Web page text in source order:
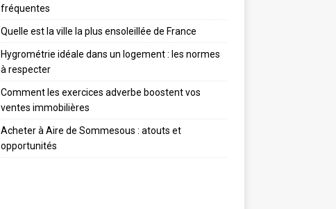
fréquentes
Quelle est la ville la plus ensoleillée de France
Hygrométrie idéale dans un logement : les normes
à respecter
Comment les exercices adverbe boostent vos
ventes immobilières
Acheter à Aire de Sommesous : atouts et
opportunités